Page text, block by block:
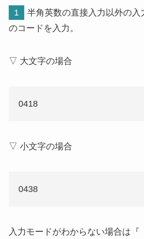
1
半角英数の直接入力以外の入
のコードを入力。
▽ 大文字の場合
0418
▽ 小文字の場合
0438
入力モードがわからない場合は『